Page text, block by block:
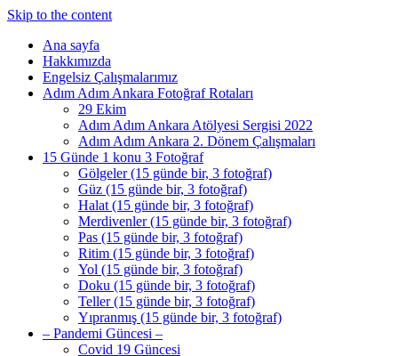
Skip to the content
Ana sayfa
Hakkımızda
Engelsiz Çalışmalarımız
Adım Adım Ankara Fotoğraf Rotaları
29 Ekim
Adım Adım Ankara Atölyesi Sergisi 2022
Adım Adım Ankara 2. Dönem Çalışmaları
15 Günde 1 konu 3 Fotoğraf
Gölgeler (15 günde bir, 3 fotoğraf)
Güz (15 günde bir, 3 fotoğraf)
Halat (15 günde bir, 3 fotoğraf)
Merdivenler (15 günde bir, 3 fotoğraf)
Pas (15 günde bir, 3 fotoğraf)
Ritim (15 günde bir, 3 fotoğraf)
Yol (15 günde bir, 3 fotoğraf)
Doku (15 günde bir, 3 fotoğraf)
Teller (15 günde bir, 3 fotoğraf)
Yıpranmış (15 günde bir, 3 fotoğraf)
– Pandemi Güncesi –
Covid 19 Güncesi